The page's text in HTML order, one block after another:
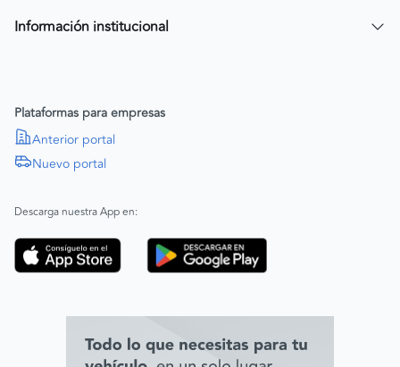
Compra y Venta Segura
Información institucional
Política de Derechos Humanos
SAGRILAFT
Código de ética
Línea ética ADL digital Lab
Descarga nuestra App en:
Plataformas para empresas
Anterior portal
Nuevo portal